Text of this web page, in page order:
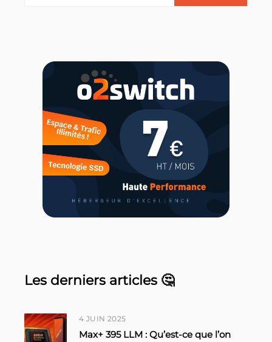
Les derniers articles 🤔
4 JUIN 2025
Max+ 395 LLM : Qu’est-ce que l’on